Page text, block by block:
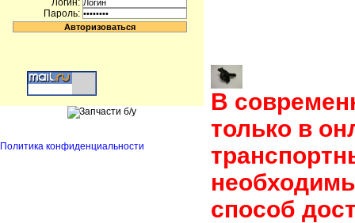
В
только в
способ
Логин:
Пароль:
Политика конфиденциальности